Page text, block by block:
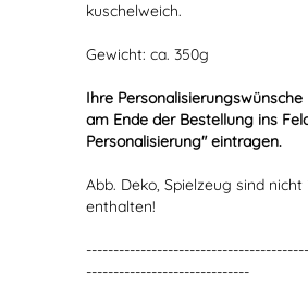
kuschelweich.
Gewicht: ca. 350g
Ihre Personalisierungswünsche
am Ende der Bestellung ins
Personalisierung" eintragen.
Abb. Deko, Spielzeug sind nicht
enthalten!
------------------------------